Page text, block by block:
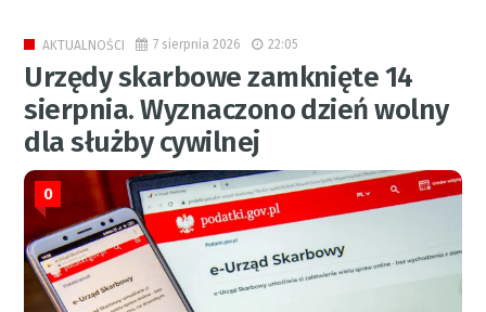
AKTUALNOŚCI 7 sierpnia 2026 22:05
Urzędy skarbowe zamknięte 14
sierpnia. Wyznaczono dzień wolny
dla służby cywilnej
0